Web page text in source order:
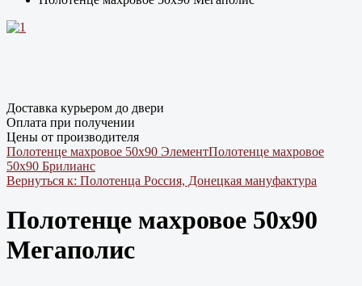
Доставка курьером до двери
Оплата при получении
Цены от производителя
Полотенце махровое 50х90 ЭлементПолотенце махровое
50х90 Брилианс
Вернуться к: Полотенца Россия, Донецкая мануфактура
Полотенце махровое 50х90
Мегаполис